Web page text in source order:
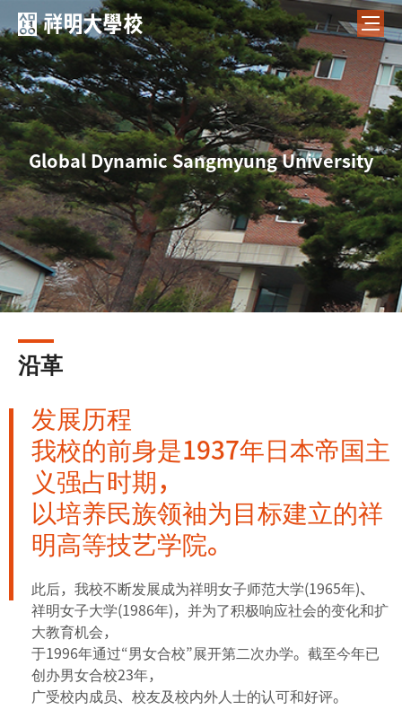
Global Dynamic Sangmyung University
沿革
发展历程
我校的前身是1937年日本帝国主
义强占时期，
以培养民族领袖为目标建立的祥
明高等技艺学院。
此后，我校不断发展成为祥明女子师范大学(1965年)、
祥明女子大学(1986年)，并为了积极响应社会的变化和扩
大教育机会，
于1996年通过“男女合校”展开第二次办学。截至今年已
创办男女合校23年，
广受校内成员、校友及校内外人士的认可和好评。